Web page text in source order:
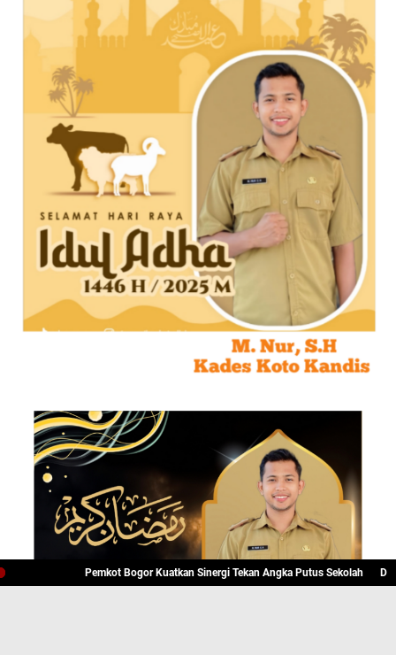
Pemkot Bogor Kuatkan Sinergi Tekan Angka Putus Sekolah Dedie